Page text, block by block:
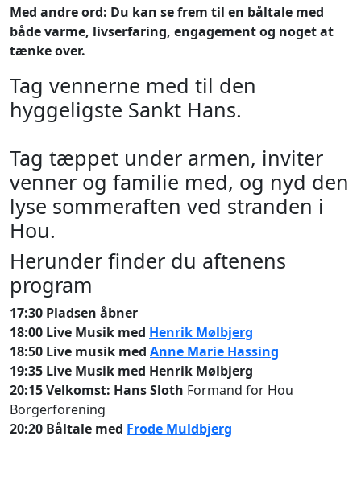
Med andre ord: Du kan se frem til en båltale med
både varme, livserfaring, engagement og noget at
tænke over.
Tag vennerne med til den
hyggeligste Sankt Hans.
Tag tæppet under armen, inviter
venner og familie med, og nyd den
lyse sommeraften ved stranden i
Hou.
Herunder finder du aftenens
program
17:30 Pladsen åbner
18:00 Live Musik med Henrik Mølbjerg
18:50 Live musik med Anne Marie Hassing
19:35 Live Musik med Henrik Mølbjerg
20:15 Velkomst: Hans Sloth Formand for Hou
Borgerforening
20:20 Båltale med Frode Muldbjerg